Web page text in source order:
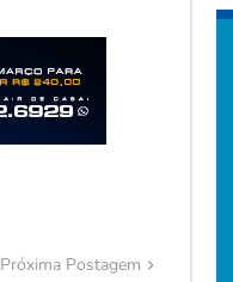
Próxima Postagem